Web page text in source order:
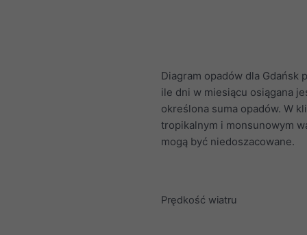
Diagram opadów dla Gdańsk
ile dni w miesiącu osiągana
określona suma opadów. W
tropikalnym i monsunowym
mogą być niedoszacowane.
Prędkość wiatru